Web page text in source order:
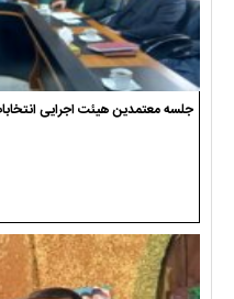
جلسه معتمدین هیئت اجرایی